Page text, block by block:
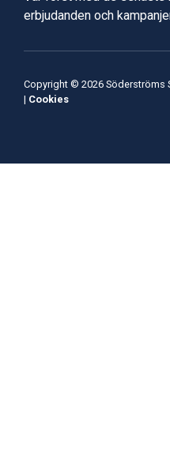
erbjudanden och
Copyright © 2026 Söderströms
| Cookies